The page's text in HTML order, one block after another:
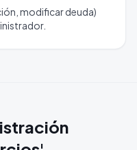
modificar deuda)